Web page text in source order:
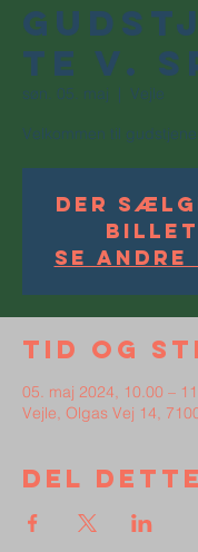
te v.
søn. 05. maj
  |
Vejle
Velkommen til
Der
Se andre
Tid og
05. maj 2024, 10.00 –
Vejle, Olgas Vej 14,
Del